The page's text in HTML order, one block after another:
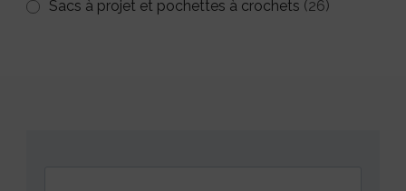
Sacs à projet et pochettes à crochets (26)